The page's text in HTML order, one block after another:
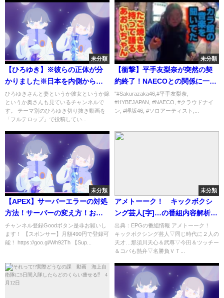
未分類
【ひろゆき】※彼らの正体が分
かりました※日本を内側から破
壊してる黒幕の正体は●●です...
コイツらがいる限り日本は二度
と貧乏から抜け出せません...【切
ひろゆきさんと妻というか彼女というか嫁
というか奥さんも見ているチャンネルで
す。 テーマ別のひろゆき切り抜き動画を
「フルテロップ」で投稿してい...
未分類
【衝撃】平手友梨奈が突然の契
約終了！NAECOとの関係に一体
何が#Sakurazaka46,#平手友梨
奈, #HYBEJAPAN, #NAECO, #
クラウドナイン, #欅坂46, #ソロ
"#Sakurazaka46,#平手友梨奈,
#HYBEJAPAN, #NAECO, #クラウドナイ
ン, #欅坂46, #ソロアーティスト,...
未分類
【APEX】サーバーエラーの対処
方法！サーバーの変え方！おす
すめのサーバーは？【解説配
信】
チャンネル登録Goodボタン是非お願いし
ます！ 【スポンサー】月額490円で登録可
能！ https://goo.gl/Wh92Th 【Sup...
未分類
アメトーーク！ キックボクシ
ング芸人[字]…の番組内容解析ま
とめ
出典：EPGの番組情報 アメトーーク！
キックボクシング芸人▽同じ時代に２人の
天才…那須川天心＆武尊▽今田＆ツッチー
＆コバも熱弁▽名勝負ＶＴ...